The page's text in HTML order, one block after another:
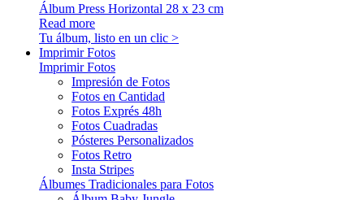
Álbum Press Horizontal 28 x 23 cm
Read more
Tu álbum, listo en un clic >
Imprimir Fotos
Imprimir Fotos
Impresión de Fotos
Fotos en Cantidad
Fotos Exprés 48h
Fotos Cuadradas
Pósteres Personalizados
Fotos Retro
Insta Stripes
Álbumes Tradicionales para Fotos